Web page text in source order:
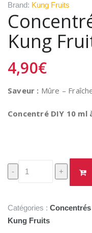
Brand: Kung Fruits
Kung
4,90€
Saveur : Mûre –
Concentré DIY 10 ml
-
quantité
de
Kuberi
10ml
+
Catégories :
Kung Fruits